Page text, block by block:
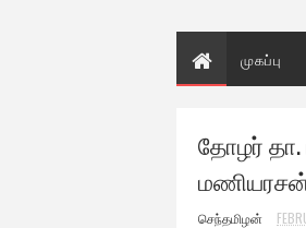
முகப்பு
தோழர் தா.
செந்தமிழன்